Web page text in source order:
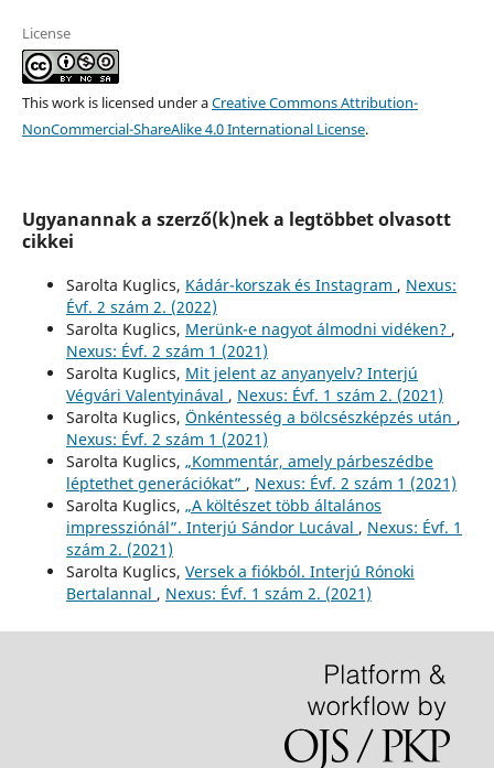
License
This work is licensed under aCreative Commons Attribution-
NonCommercial-ShareAlike 4.0 International License.
Ugyanannak a szerző(k)nek a legtöbbet olvasott
cikkei
Sarolta Kuglics, Kádár-korszak és Instagram , Nexus:
Évf. 2 szám 2. (2022)
Sarolta Kuglics, Merünk-e nagyot álmodni vidéken? ,
Nexus: Évf. 2 szám 1 (2021)
Sarolta Kuglics, Mit jelent az anyanyelv? Interjú
Végvári Valentyinával , Nexus: Évf. 1 szám 2. (2021)
Sarolta Kuglics, Önkéntesség a bölcsészképzés után ,
Nexus: Évf. 2 szám 1 (2021)
Sarolta Kuglics, „Kommentár, amely párbeszédbe
léptethet generációkat” , Nexus: Évf. 2 szám 1 (2021)
Sarolta Kuglics, „A költészet több általános
impressziónál”. Interjú Sándor Lucával , Nexus: Évf. 1
szám 2. (2021)
Sarolta Kuglics, Versek a fiókból. Interjú Rónoki
Bertalannal , Nexus: Évf. 1 szám 2. (2021)